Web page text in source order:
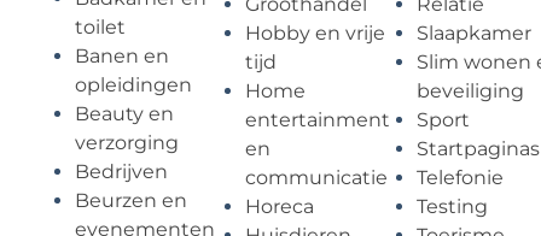
toilet
Banen en
opleidingen
Beauty en
verzorging
Bedrijven
Beurzen en
evenementen
Groothandel
Hobby en vrije
tijd
Home
entertainment
en
communicatie
Horeca
Relatie
Slaapkamer
Slim wonen
beveiliging
Sport
Startpaginas
Telefonie
Testing